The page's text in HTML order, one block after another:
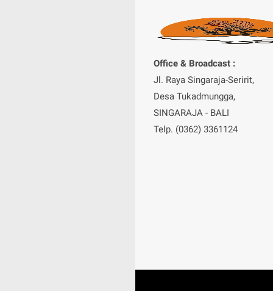
Office & Broadcast :
Jl. Raya Singaraja-Seririt,
Desa Tukadmungga,
SINGARAJA - BALI
Telp. (0362) 3361124